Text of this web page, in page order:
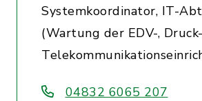
Systemkoordinator, IT-
(Wartung der EDV-,
04832 6065 207